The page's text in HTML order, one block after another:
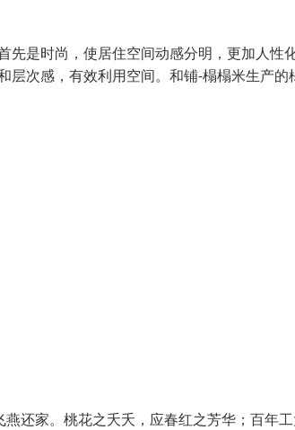
先是时尚，使居住空间动感分明，更加人性
层次感，有效利用空间。和铺-榻榻米生产的
还家。桃花之夭夭，应春红之芳华；百年